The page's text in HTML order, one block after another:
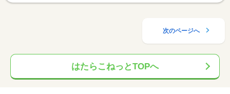
次のページへ
はたらこねっとTOPへ